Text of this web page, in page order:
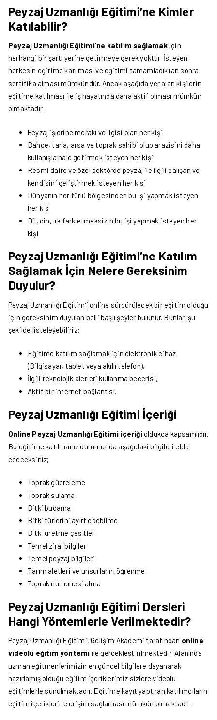
Peyzaj Uzmanlığı Eğitimi’ne Kimler
Katılabilir?
Peyzaj Uzmanlığı Eğitimi’ne katılım sağlamakiçin
herhangi bir şartı yerine getirmeye gerek yoktur. İsteyen
herkesin eğitime katılması ve eğitimi tamamladıktan sonra
sertifika alması mümkündür. Ancak aşağıda yer alan kişilerin
eğitime katılması ile iş hayatında daha aktif olması mümkün
olmaktadır.
Peyzaj işlerine merakı ve ilgisi olan her kişi
Bahçe, tarla, arsa ve toprak sahibi olup arazisini daha
kullanışla hale getirmek isteyen her kişi
Resmi daire ve özel sektörde peyzaj ile ilgili çalışan ve
kendisini geliştirmek isteyen her kişi
Dünyanın her türlü bölgesinden bu işi yapmak isteyen
her kişi
Dil, din, ırk fark etmeksizin bu işi yapmak isteyen her
kişi
Peyzaj Uzmanlığı Eğitimi’ne Katılım
Sağlamak İçin Nelere Gereksinim
Duyulur?
Peyzaj Uzmanlığı Eğitim’i online sürdürülecek bir eğitim olduğu
için gereksinim duyulan belli başlı şeyler bulunur. Bunları şu
şekilde listeleyebiliriz:
Eğitime katılım sağlamak için elektronik cihaz
(Bilgisayar, tablet veya akıllı telefon),
İlgili teknolojik aletleri kullanma becerisi,
Aktif bir internet bağlantısı.
Peyzaj Uzmanlığı Eğitimi İçeriği
Online Peyzaj Uzmanlığı Eğitimi içeriğioldukça kapsamlıdır.
Bu eğitime katılmanız durumunda aşağıdaki bilgileri elde
edeceksiniz;
Toprak gübreleme
Toprak sulama
Bitki budama
Bitki türlerini ayırt edebilme
Bitki üretme çeşitleri
Temel zirai bilgiler
Temel peyzaj bilgileri
Tarım aletleri ve unsurlarını öğrenme
Toprak numunesi alma
Peyzaj Uzmanlığı Eğitimi Dersleri
Hangi Yöntemlerle Verilmektedir?
Peyzaj Uzmanlığı Eğitimi, Gelişim Akademi tarafından online
videolu eğitim yöntemi ile gerçekleştirilmektedir. Alanında
uzman eğitmenlerimizin en güncel bilgilere dayanarak
hazırlamış olduğu eğitim içeriklerimiz sizlere videolu
eğitimlerle sunulmaktadır. Eğitime kayıt yaptıran katılımcıların
eğitim içeriklerine erişim sağlaması mümkün olmaktadır.